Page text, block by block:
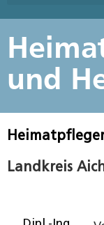
und
Landkreis